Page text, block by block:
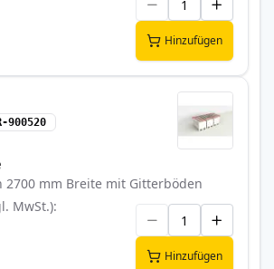
Hinzufügen
900520
2700 mm Breite mit Gitterböden
MwSt.)
Hinzufügen